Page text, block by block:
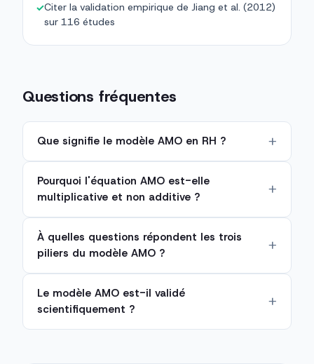
✓Citer la validation empirique de Jiang et al. (2012)
sur 116 études
Questions fréquentes
Que signifie le modèle AMO en RH ?
Pourquoi l'équation AMO est-elle
multiplicative et non additive ?
À quelles questions répondent les trois
piliers du modèle AMO ?
Le modèle AMO est-il validé
scientifiquement ?